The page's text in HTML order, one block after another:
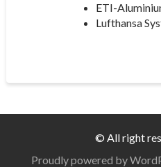
ETI-
Lufthansa
© All right
Proudly powered by